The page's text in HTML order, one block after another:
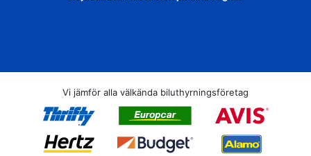
Vi jämför alla välkända biluthyrningsföretag